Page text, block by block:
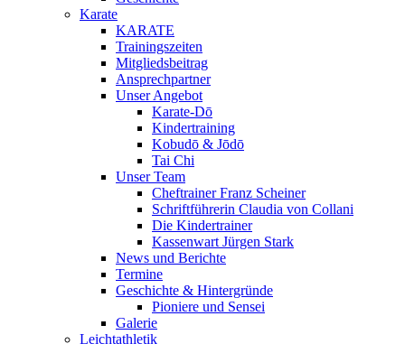
Karate
KARATE
Trainingszeiten
Mitgliedsbeitrag
Ansprechpartner
Unser Angebot
Karate-Dō
Kindertraining
Kobudō & Jōdō
Tai Chi
Unser Team
Cheftrainer Franz Scheiner
Schriftführerin Claudia von Collani
Die Kindertrainer
Kassenwart Jürgen Stark
News und Berichte
Termine
Geschichte & Hintergründe
Pioniere und Sensei
Galerie
Leichtathletik